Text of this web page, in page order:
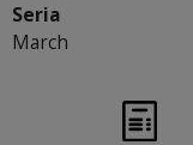
Seria
March